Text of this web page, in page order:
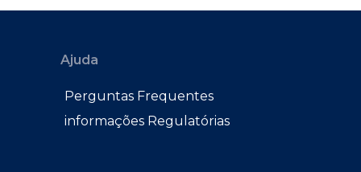
Ajuda
Perguntas Frequentes
informações Regulatórias